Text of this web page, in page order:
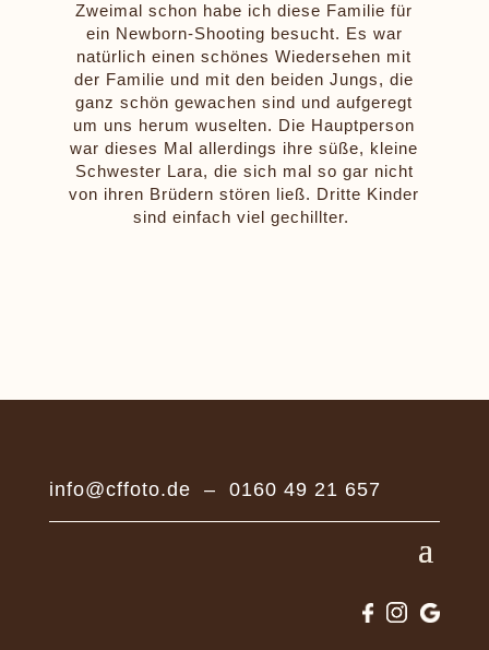
Zweimal schon habe ich diese Familie für
ein Newborn-Shooting besucht. Es war
natürlich einen schönes Wiedersehen mit
der Familie und mit den beiden Jungs, die
ganz schön gewachen sind und aufgeregt
um uns herum wuselten. Die Hauptperson
war dieses Mal allerdings ihre süße, kleine
Schwester Lara, die sich mal so gar nicht
von ihren Brüdern stören ließ. Dritte Kinder
sind einfach viel gechillter.
info@cffoto.de – 0160 49 21 657